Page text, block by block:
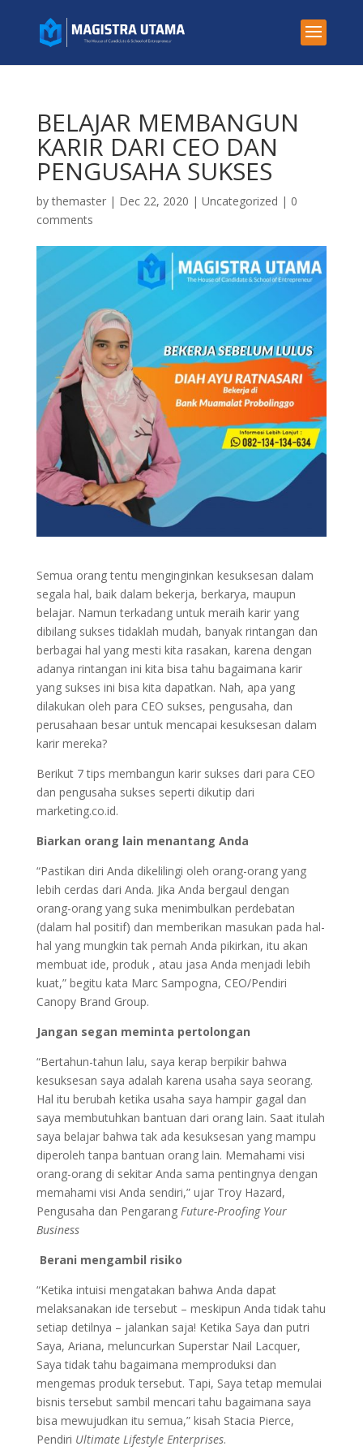
BELAJAR MEMBANGUN
KARIR DARI CEO DAN
PENGUSAHA SUKSES
bythemaster| Dec 22, 2020 | Uncategorized | 0
comments
Semua orang tentu menginginkan kesuksesan dalam
segala hal, baik dalam bekerja, berkarya, maupun
belajar. Namun terkadang untuk meraih karir yang
dibilang sukses tidaklah mudah, banyak rintangan dan
berbagai hal yang mesti kita rasakan, karena dengan
adanya rintangan ini kita bisa tahu bagaimana karir
yang sukses ini bisa kita dapatkan. Nah, apa yang
dilakukan oleh para CEO sukses, pengusaha, dan
perusahaan besar untuk mencapai kesuksesan dalam
karir mereka?
Berikut 7 tips membangun karir sukses dari para CEO
dan pengusaha sukses seperti dikutip dari
marketing.co.id.
Biarkan orang lain menantang Anda
“Pastikan diri Anda dikelilingi oleh orang-orang yang
lebih cerdas dari Anda. Jika Anda bergaul dengan
orang-orang yang suka menimbulkan perdebatan
(dalam hal positif) dan memberikan masukan pada hal-
hal yang mungkin tak pernah Anda pikirkan, itu akan
membuat ide, produk , atau jasa Anda menjadi lebih
kuat,” begitu kata Marc Sampogna, CEO/Pendiri
Canopy Brand Group.
Jangan segan meminta pertolongan
“Bertahun-tahun lalu, saya kerap berpikir bahwa
kesuksesan saya adalah karena usaha saya seorang.
Hal itu berubah ketika usaha saya hampir gagal dan
saya membutuhkan bantuan dari orang lain. Saat itulah
saya belajar bahwa tak ada kesuksesan yang mampu
diperoleh tanpa bantuan orang lain. Memahami visi
orang-orang di sekitar Anda sama pentingnya dengan
memahami visi Anda sendiri,” ujar Troy Hazard,
Pengusaha dan Pengarang Future-Proofing Your
Business
Berani mengambil risiko
“Ketika intuisi mengatakan bahwa Anda dapat
melaksanakan ide tersebut – meskipun Anda tidak tahu
setiap detilnya – jalankan saja! Ketika Saya dan putri
Saya, Ariana, meluncurkan Superstar Nail Lacquer,
Saya tidak tahu bagaimana memproduksi dan
mengemas produk tersebut. Tapi, Saya tetap memulai
bisnis tersebut sambil mencari tahu bagaimana saya
bisa mewujudkan itu semua,” kisah Stacia Pierce,
Pendiri Ultimate Lifestyle Enterprises.